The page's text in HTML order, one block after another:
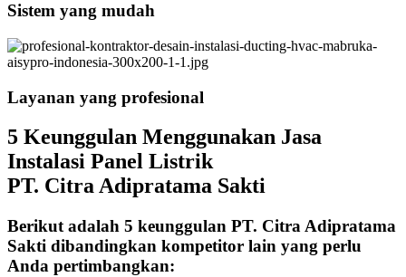
Sistem yang mudah
Layanan yang profesional
5 Keunggulan Menggunakan Jasa
Instalasi Panel Listrik
PT. Citra Adipratama Sakti
Berikut adalah 5 keunggulan PT. Citra Adipratama
Sakti dibandingkan kompetitor lain yang perlu
Anda pertimbangkan: